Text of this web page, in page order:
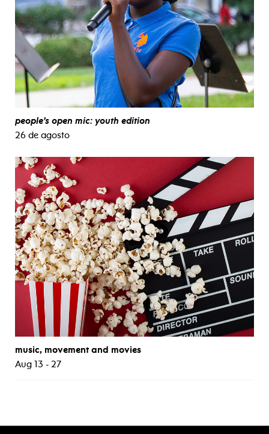
people’s open mic: youth edition
26 de agosto
music, movement and movies
Aug 13 - 27